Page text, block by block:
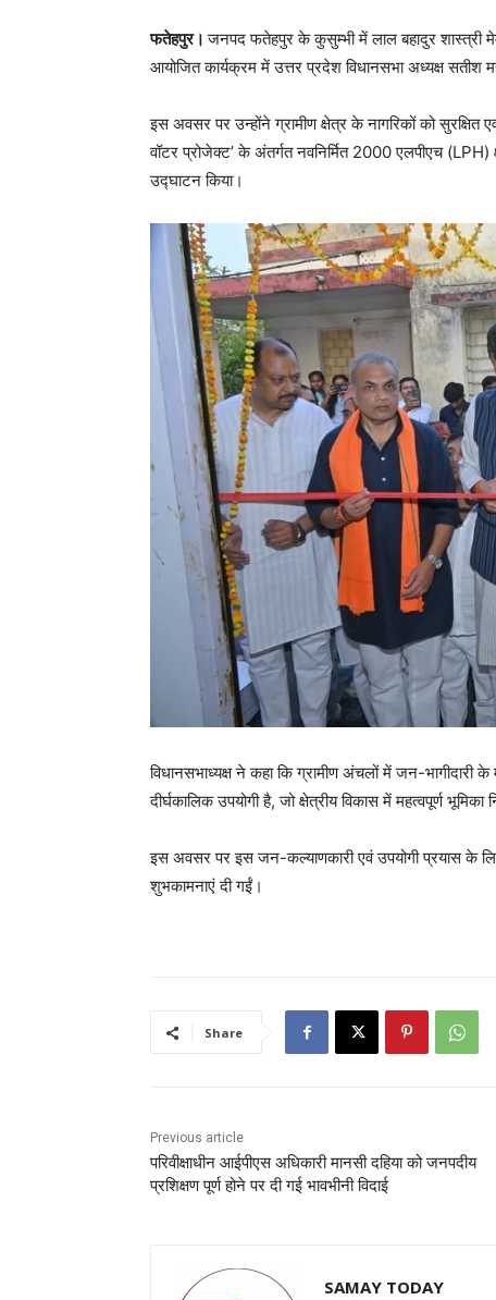
फतेहपुर।जनपद फतेहपुर के कुसुम्भी में लाल बहादुर शास्त्री
आयोजित कार्यक्रम में उत्तर प्रदेश विधानसभा अध्यक्ष सतीश
इस अवसर पर उन्होंने ग्रामीण क्षेत्र के नागरिकों को
वॉटर प्रोजेक्ट’ के अंतर्गत नवनिर्मित 2000 एलपीएच (LPH)
उद्घाटन किया।
विधानसभाध्यक्ष ने कहा कि ग्रामीण अंचलों में जन-भागीदारी
दीर्घकालिक उपयोगी है, जो क्षेत्रीय विकास में महत्वपूर्ण भूमिका
इस अवसर पर इस जन-कल्याणकारी एवं उपयोगी प्रयास के
शुभकामनाएं दी गईं।
Share
Previous article
परिवीक्षाधीन आईपीएस अधिकारी मानसी दहिया को जनपदीय
प्रशिक्षण पूर्ण होने पर दी गई भावभीनी विदाई
SAMAY TODAY